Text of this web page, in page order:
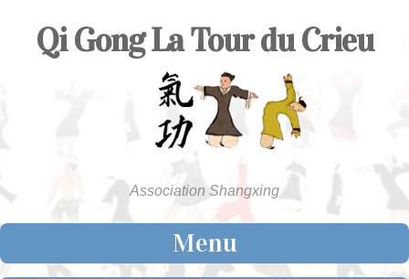
Qi Gong La Tour du Crieu
Association Shangxing
Menu